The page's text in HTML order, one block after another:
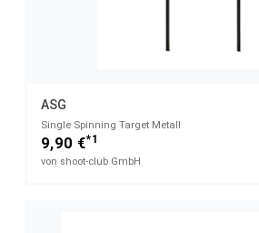
ASG
Single Spinning Target Metall
9,90 €*1
von shoot-club GmbH